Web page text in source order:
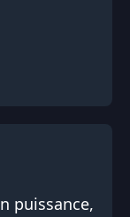
puissance,